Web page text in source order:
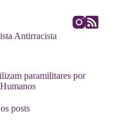
Antirracista
paramilitares por
posts